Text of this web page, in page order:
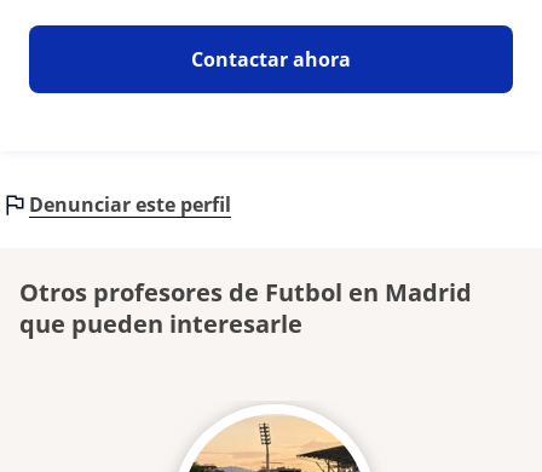
Contactar ahora
Denunciar este perfil
Otros profesores de Futbol en Madrid
que pueden interesarle